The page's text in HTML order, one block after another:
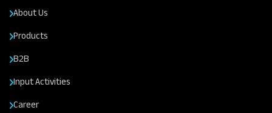
About Us
Products
B2B
Input Activities
Career